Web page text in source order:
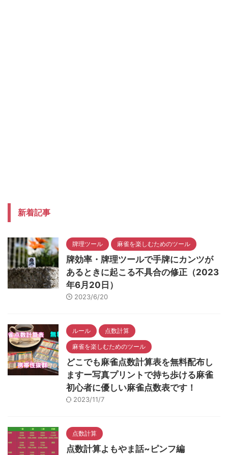
新着記事
牌理ツール 麻雀を楽しむためのツール
牌効率・牌理ツールで手牌にカンツが
あるときに起こる不具合の修正（2023
年6月20日）
2023/6/20
ルール 点数計算
麻雀を楽しむためのツール
どこでも麻雀点数計算表を無料配布し
ますー写真プリントで持ち歩ける麻雀
初心者に優しい麻雀点数表です！
2023/11/7
点数計算
点数計算よもやま話~ピンフ編